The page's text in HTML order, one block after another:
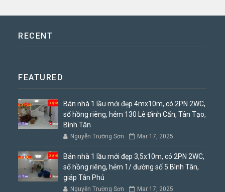
RECENT
FEATURED
Bán nhà 1 lầu mới đẹp 4mx10m, có 2PN 2WC,
sổ hồng riêng, hẻm 130 Lê Đình Cẩn, Tân Tạo,
Bình Tân
Nguyễn Trường Sơn Mar 17, 2025
Bán nhà 1 lầu mới đẹp 3,5x10m, có 2PN 2WC,
sổ hồng riêng, hẻm 1/ đường số 5 Bình Tân,
giáp Tân Phú
Nguyễn Trường Sơn Mar 17, 2025